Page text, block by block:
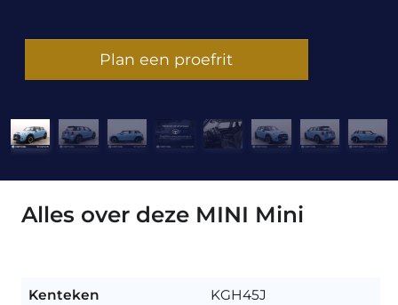
Plan een proefrit
Alles over deze MINI Mini
Kenteken KGH45J